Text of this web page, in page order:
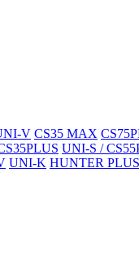
V CS35 MAX
UNI-S /
UNI-K HUNTER PLUS